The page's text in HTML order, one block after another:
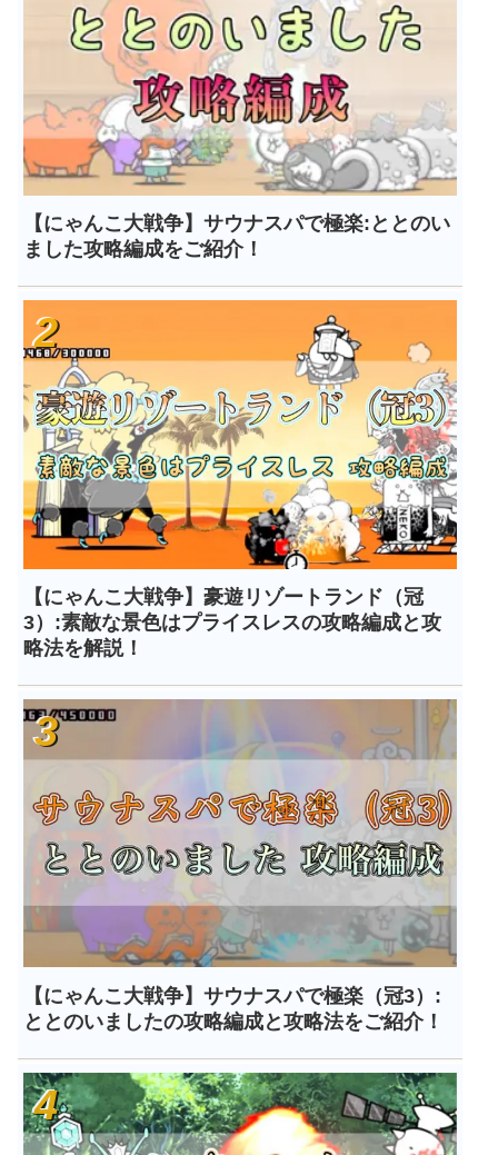
【にゃんこ大戦争】サウナスパで極楽:ととのい
ました攻略編成をご紹介！
【にゃんこ大戦争】豪遊リゾートランド（冠
3）:素敵な景色はプライスレスの攻略編成と攻
略法を解説！
【にゃんこ大戦争】サウナスパで極楽（冠3）:
ととのいましたの攻略編成と攻略法をご紹介！